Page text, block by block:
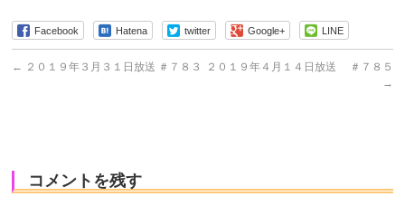
Facebook Hatena twitter Google+ LINE
← ２０１９年３月３１日放送 ＃７８３
２０１９年４月１４日放送 ＃７８５
→
コメントを残す